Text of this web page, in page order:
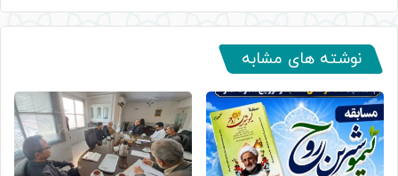
نوشته های مشابه